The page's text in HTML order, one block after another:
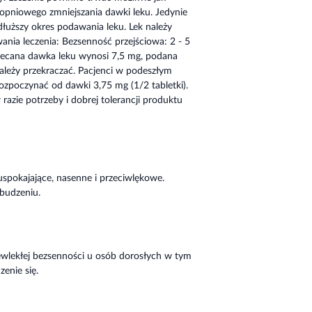
zmniejszania dawki leku. Jedynie
okres podawania leku. Lek należy
leczenia: Bezsenność przejściowa: 2 - 5
dawka leku wynosi 7,5 mg, podana
przekraczać. Pacjenci w podeszłym
od dawki 3,75 mg (1/2 tabletki).
potrzeby i dobrej tolerancji produktu
nasenne i przeciwlękowe.
bezsenności u osób dorosłych w tym
się.